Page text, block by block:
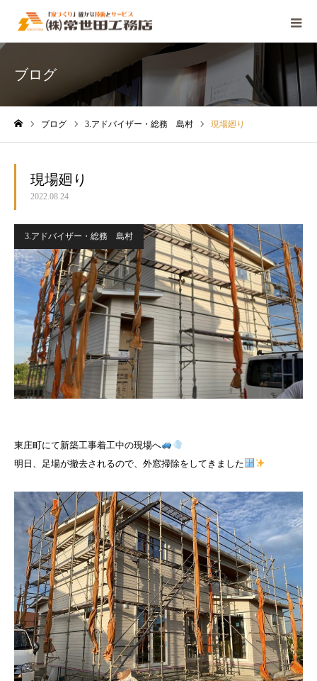
ブログ
ブログ 3.アドバイザー・総務 島村 現場廻り
現場廻り
2022.08.24
3.アドバイザー・総務 島村
東庄町にて新築工事着工中の現場へ
明日、足場が撤去されるので、外窓掃除をしてきました